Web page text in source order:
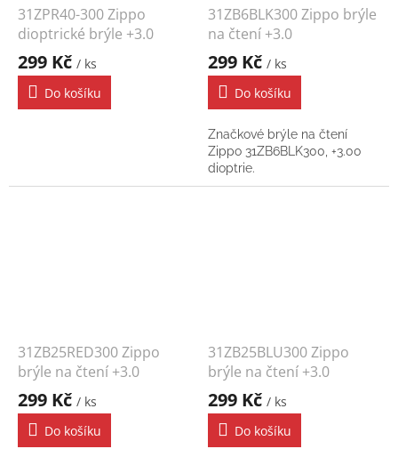
31ZPR40-300 Zippo
dioptrické brýle +3.0
299 Kč / ks
Do košíku
31ZB6BLK300 Zippo brýle
na čtení +3.0
299 Kč / ks
Do košíku
Značkové brýle na čtení
Zippo 31ZB6BLK300, +3.00
dioptrie.
31ZB25RED300 Zippo
brýle na čtení +3.0
299 Kč / ks
Do košíku
31ZB25BLU300 Zippo
brýle na čtení +3.0
299 Kč / ks
Do košíku